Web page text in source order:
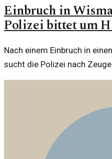
Einbruch in
Polizei bittet um
Nach einem Einbruch in
sucht die Polizei nach
Hinweise aus der